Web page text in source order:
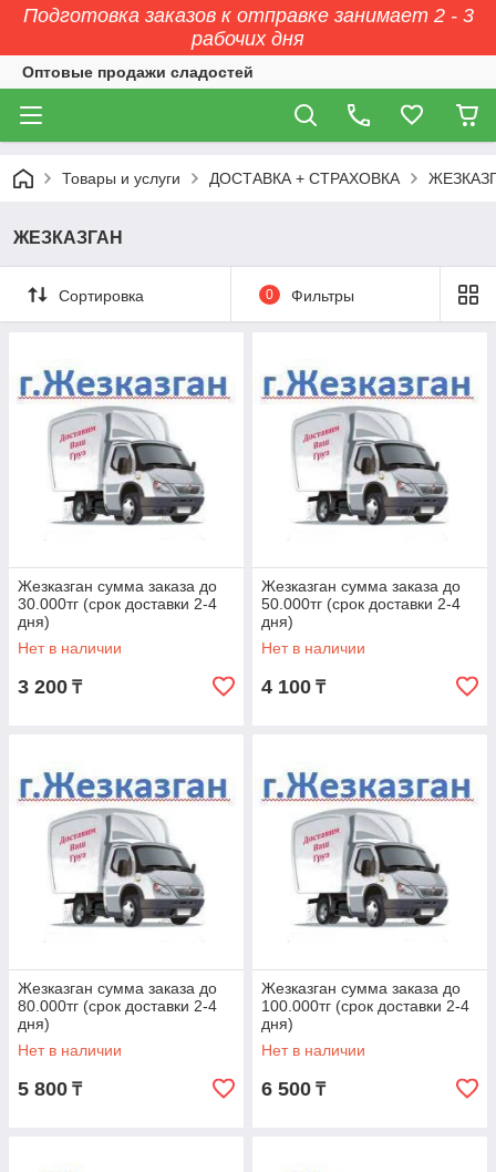
Подготовка заказов к отправке занимает 2 - 3
рабочих дня
Оптовые продажи сладостей
Товары и услуги ДОСТАВКА + СТРАХОВКА
ЖЕЗКАЗГАН
Сортировка 0 Фильтры
Жезказган сумма заказа до
30.000тг (срок доставки 2-4
дня)
Нет в наличии
3 200 ₸
Жезказган сумма заказа до
50.000тг (срок доставки 2-4
дня)
Нет в наличии
4 100 ₸
Жезказган сумма заказа до
80.000тг (срок доставки 2-4
дня)
Нет в наличии
5 800 ₸
Жезказган сумма заказа до
100.000тг (срок доставки 2-4
дня)
Нет в наличии
6 500 ₸